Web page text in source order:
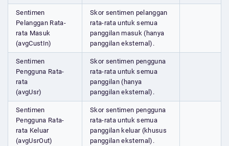
Sentimen
Pelanggan Rata-
rata Masuk
(avgCustIn)
Skor sentimen pelanggan
rata-rata untuk semua
panggilan masuk (hanya
panggilan eksternal).
Sentimen
Pengguna Rata-
rata
(avgUsr)
Skor sentimen pengguna
rata-rata untuk semua
panggilan (hanya
panggilan eksternal).
Sentimen
Pengguna Rata-
rata Keluar
(avgUsrOut)
Skor sentimen pengguna
rata-rata untuk semua
panggilan keluar (khusus
panggilan eksternal).